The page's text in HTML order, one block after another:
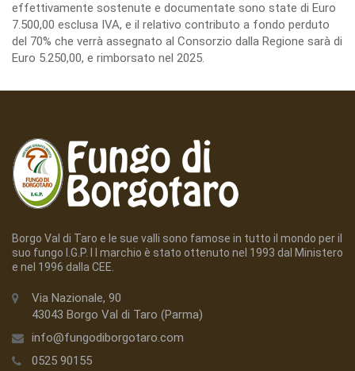
effettivamente sostenute e documentate sono state di Euro
7.500,00 esclusa IVA, e il relativo contributo a fondo perduto
del 70% che verrà assegnato al Consorzio dalla Regione sarà di
Euro 5.250,00, e rimborsato nel 2025.
Borgo Val di Taro e le sue valli sono famose in tutto il mondo per il
suo fungo I.G.P. I l marchio è stato ottenuto nel 1993 dal Ministero
e nel 1996 dalla CEE.
Via Nazionale, 90
43043 Borgo Val di Taro (Parma)
info@fungodiborgotaro.com
0525 90155